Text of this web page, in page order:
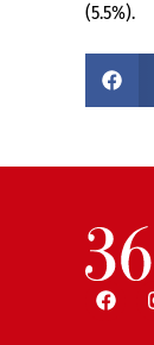
(5.5%).